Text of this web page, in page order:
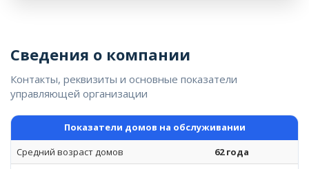
Сведения о компании
Контакты, реквизиты и основные показатели
управляющей организации
Показатели домов на обслуживании
Средний возраст домов
62 года